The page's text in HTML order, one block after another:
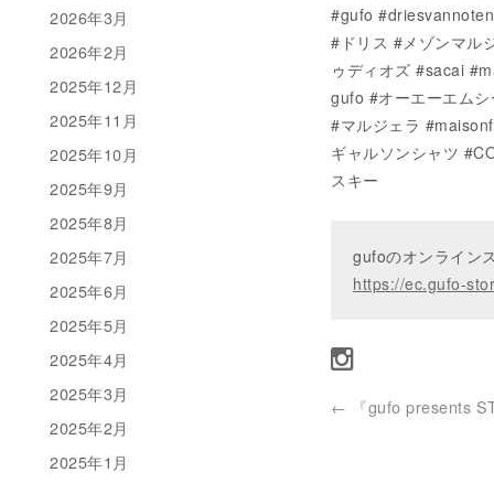
#gufo
#ドリス #メゾンマル
ゥディオズ #sacai
gufo #オーエーエム
#マルジェラ
ギャルソンシャツ
スキー
gufoのオンライン
https://ec.gufo-
← 『gufo presents
2026年3月
2026年2月
2025年12月
2025年11月
2025年10月
2025年9月
2025年8月
2025年7月
2025年6月
2025年5月
2025年4月
2025年3月
2025年2月
2025年1月